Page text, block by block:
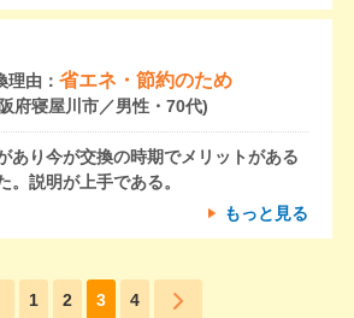
理由： 省エネ・節約のため
府寝屋川市／男性・70代)
あり今が交換の時期でメリットがある
。説明が上手である。
もっと見る
1 2 3 4